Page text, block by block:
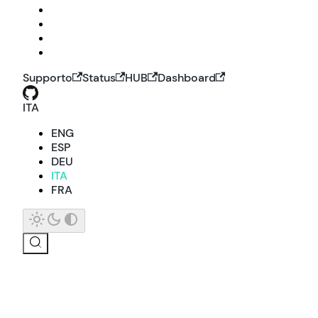
Supporto Status HUB
Dashboard
ITA
ENG
ESP
DEU
ITA
FRA